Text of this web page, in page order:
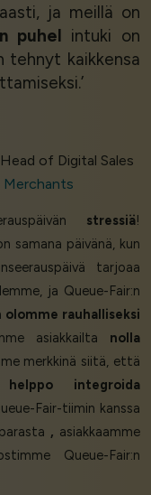
ja meillä on
puhel intuki on
tehnyt kaikkensa
of Digital Sales
Merchants
stressiä!
samana päivänä, kun
tarjoaa
ja Queue-Fair:n
rauhalliseksi
asiakkailta nolla
merkkinä siitä, että
helppo integroida
Fair-tiimin kanssa
, asiakkaamme
Queue-Fair:n